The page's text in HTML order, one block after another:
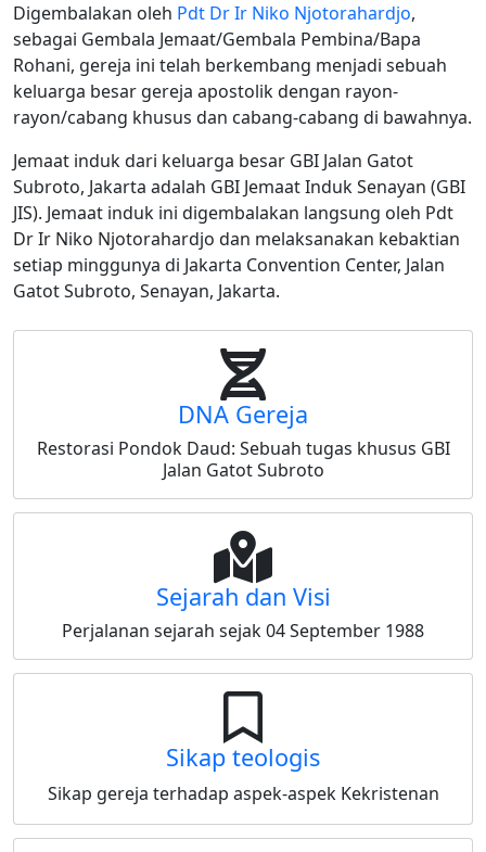
Digembalakan oleh Pdt Dr Ir Niko Njotorahardjo,
sebagai Gembala Jemaat/Gembala Pembina/Bapa
Rohani, gereja ini telah berkembang menjadi sebuah
keluarga besar gereja apostolik dengan rayon-
rayon/cabang khusus dan cabang-cabang di bawahnya.
Jemaat induk dari keluarga besar GBI Jalan Gatot
Subroto, Jakarta adalah GBI Jemaat Induk Senayan (GBI
JIS). Jemaat induk ini digembalakan langsung oleh Pdt
Dr Ir Niko Njotorahardjo dan melaksanakan kebaktian
setiap minggunya di Jakarta Convention Center, Jalan
Gatot Subroto, Senayan, Jakarta.
DNA Gereja
Restorasi Pondok Daud: Sebuah tugas khusus GBI
Jalan Gatot Subroto
Sejarah dan Visi
Perjalanan sejarah sejak 04 September 1988
Sikap teologis
Sikap gereja terhadap aspek-aspek Kekristenan